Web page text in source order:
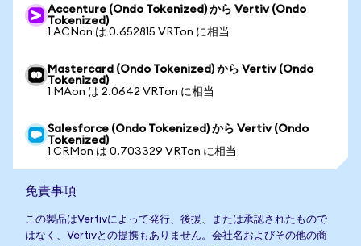
Accenture (Ondo Tokenized) から Vertiv (Ondo
Tokenized)
1 ACNon は 0.652815 VRTon に相当
Mastercard (Ondo Tokenized) から Vertiv (Ondo
Tokenized)
1 MAon は 2.0642 VRTon に相当
Salesforce (Ondo Tokenized) から Vertiv (Ondo
Tokenized)
1 CRMon は 0.703329 VRTon に相当
免責事項
この製品はVertivによって発行、後援、または承認されたもので
はなく、Vertivとの提携もありません。会社名およびその他の商